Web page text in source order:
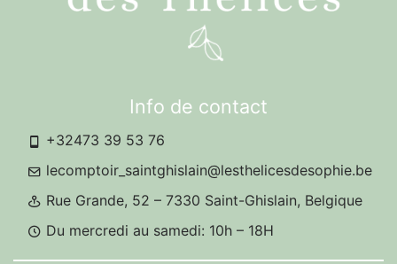
Info de contact
+32473 39 53 76
lecomptoir_saintghislain@lesthelicesdesophie.be
Rue Grande, 52 – 7330 Saint-Ghislain, Belgique
Du mercredi au samedi: 10h – 18H